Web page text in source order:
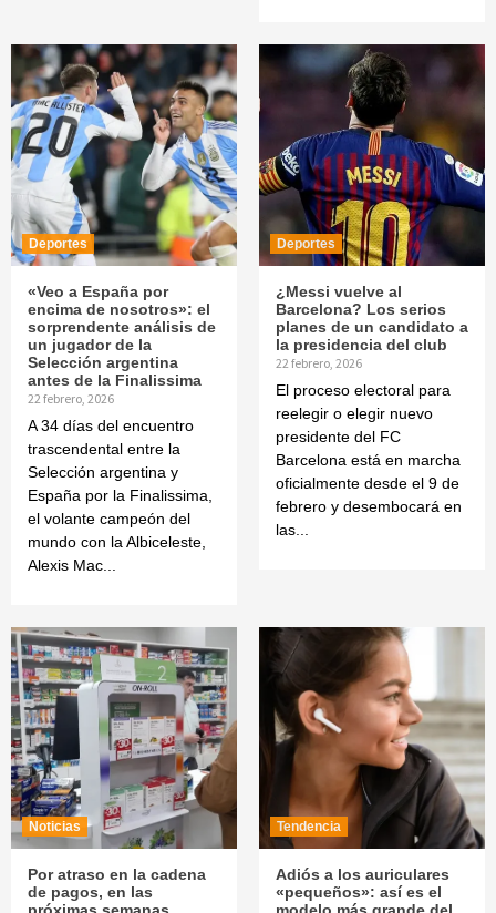
Deportes
«Veo a España por
encima de nosotros»: el
sorprendente análisis de
un jugador de la
Selección argentina
antes de la Finalissima
22 febrero, 2026
A 34 días del encuentro
trascendental entre la
Selección argentina y
España por la Finalissima,
el volante campeón del
mundo con la Albiceleste,
Alexis Mac...
Deportes
¿Messi vuelve al
Barcelona? Los serios
planes de un candidato a
la presidencia del club
22 febrero, 2026
El proceso electoral para
reelegir o elegir nuevo
presidente del FC
Barcelona está en marcha
oficialmente desde el 9 de
febrero y desembocará en
las...
Noticias
Por atraso en la cadena
de pagos, en las
Tendencia
Adiós a los auriculares
«pequeños»: así es el